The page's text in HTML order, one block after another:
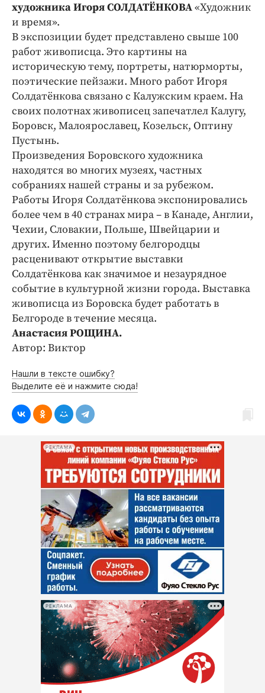
Праздники
Происшествия
Спорт
Экономика и бизнес
ПРОЕКТЫ
Блоги
Издания
Медиаперсона
Интересное чтиво
Клиника года
Бренд года
Работодатель года
художника Игоря СОЛДАТЁНКОВА«Художник
и время».
В экспозиции будет представлено свыше 100
работ живописца. Это картины на
историческую тему, портреты, натюрморты,
поэтические пейзажи. Много работ Игоря
Солдатёнкова связано с Калужским краем. На
своих полотнах живописец запечатлел Калугу,
Боровск, Малоярославец, Козельск, Оптину
Пустынь.
Произведения Боровского художника
находятся во многих музеях, частных
собраниях нашей страны и за рубежом.
Работы Игоря Солдатёнкова экспонировались
более чем в 40 странах мира – в Канаде, Англии,
Чехии, Словакии, Польше, Швейцарии и
других. Именно поэтому белгородцы
расценивают открытие выставки
Солдатёнкова как значимое и незаурядное
событие в культурной жизни города. Выставка
живописца из Боровска будет работать в
Белгороде в течение месяца.
Анастасия РОЩИНА.
Автор: Виктор
Нашли в тексте ошибку?
Выделите её и нажмите сюда!
РЕКЛАМА
РЕКЛАМА